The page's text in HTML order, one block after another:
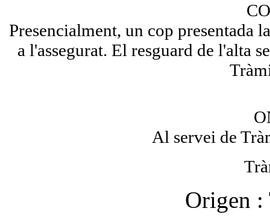
Presencialment, un cop presentada
a l'assegurat. El resguard de l'alta
Al servei de
Origen :